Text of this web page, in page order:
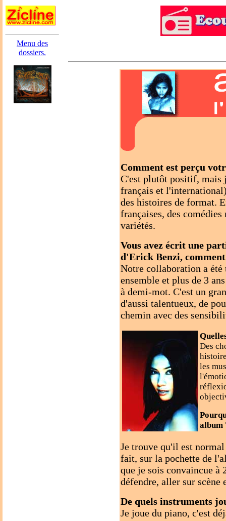
Menu des
dossiers.
Comment est perçu
C'est plutôt positif, mais
français et
des histoires de format.
françaises, des
variétés.
Vous avez écrit une
d'Erick Benzi,
Notre collaboration a été
ensemble et plus de 3
à demi-mot. C'est un
d'aussi talentueux, de
chemin avec des
Des
les
album
Je trouve qu'il est
fait, sur la pochette de
que je sois convaincue à
défendre, aller sur scène
De quels instruments
Je joue du piano, c'est